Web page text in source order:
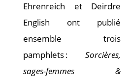
Ehrenreich et Deirdre
English ont publié
ensemble trois
pamphlets : Sorcières,
sages-femmes &